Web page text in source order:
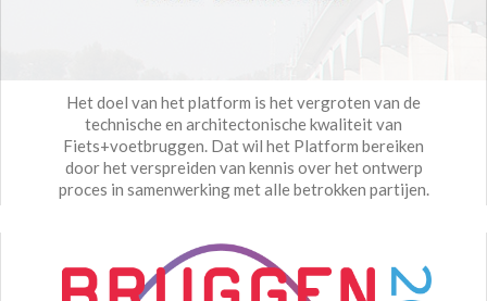
Het doel van het platform is het vergroten van de
technische en architectonische kwaliteit van
Fiets+voetbruggen. Dat wil het Platform bereiken
door het verspreiden van kennis over het ontwerp
proces in samenwerking met alle betrokken partijen.